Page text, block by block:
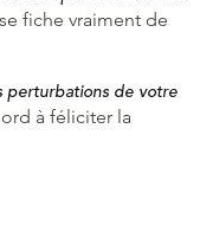
fiche vraiment de
perturbations de votre
à féliciter la